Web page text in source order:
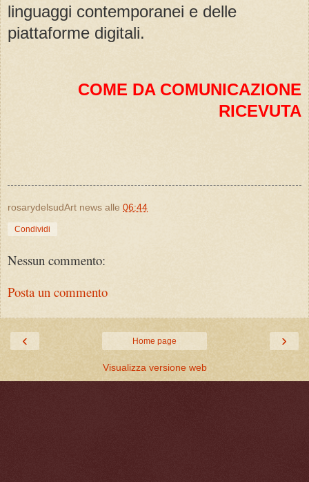
linguaggi contemporanei e delle
piattaforme digitali.
COME DA COMUNICAZIONE
RICEVUTA
rosarydelsudArt news alle 06:44
Condividi
Nessun commento:
Posta un commento
‹ ›
Home page
Visualizza versione web